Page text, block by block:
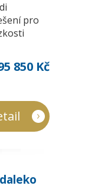
pro
850 Kč